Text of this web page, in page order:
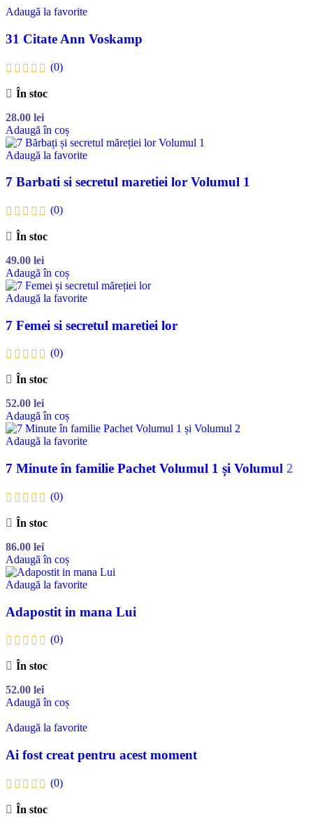
Adaugă la favorite
31 Citate Ann Voskamp
(0)
În stoc
28.00 lei
Adaugă în coș
Adaugă la favorite
7 Barbati si secretul maretiei lor Volumul 1
(0)
În stoc
49.00 lei
Adaugă în coș
Adaugă la favorite
7 Femei si secretul maretiei lor
(0)
În stoc
52.00 lei
Adaugă în coș
Adaugă la favorite
7 Minute în familie Pachet Volumul 1 și Volumul 2
(0)
În stoc
86.00 lei
Adaugă în coș
Adaugă la favorite
Adapostit in mana Lui
(0)
În stoc
52.00 lei
Adaugă în coș
Adaugă la favorite
Ai fost creat pentru acest moment
(0)
În stoc